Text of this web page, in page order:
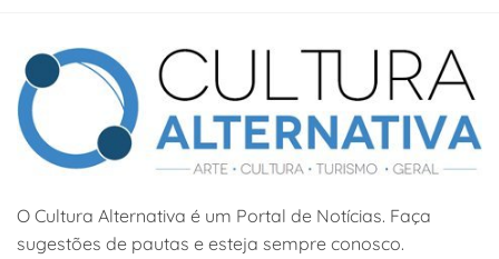
O Cultura Alternativa é um Portal de Notícias. Faça
sugestões de pautas e esteja sempre conosco.